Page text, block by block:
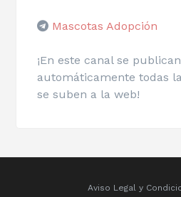
Mascotas Adopción
¡En este canal se publican
automáticamente todas
se suben a la web!
Aviso Legal y